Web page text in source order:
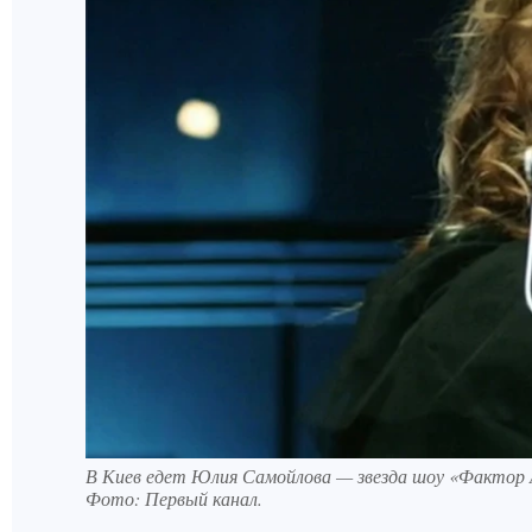
В Киев едет Юлия Самойлова — звезда шоу «Фактор
Фото: Первый канал.